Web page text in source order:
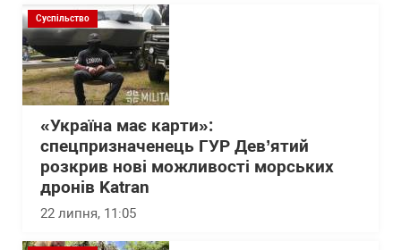
Суспільство
«Україна має карти»:
спецпризначенець ГУР Дев’ятий
розкрив нові можливості морських
дронів Katran
22 липня, 11:05